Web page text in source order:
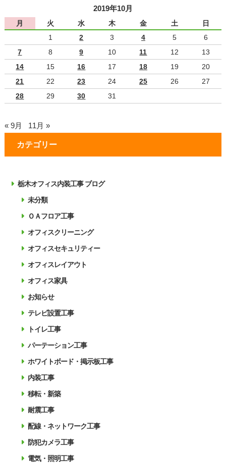
2019年10月
月 火 水 木 金 土
日
1
2 3 4 5
6
7
8 9 10 11 12
13
14
15 16 17 18 19
20
21
22 23 24 25 26
27
28
29 30 31
« 9月 11月 »
カテゴリー
栃木オフィス内装工事 ブログ
未分類
ＯＡフロア工事
オフィスクリーニング
オフィスセキュリティー
オフィスレイアウト
オフィス家具
お知らせ
テレビ設置工事
トイレ工事
パーテーション工事
ホワイトボード・掲示板工事
内装工事
移転・新築
耐震工事
配線・ネットワーク工事
防犯カメラ工事
電気・照明工事